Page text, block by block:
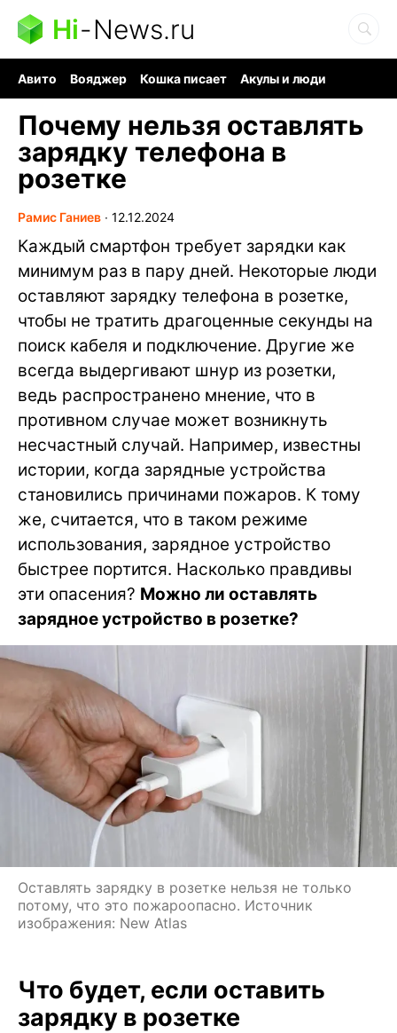
Hi-News.ru
Авито Вояджер Кошка писает
Акулы и люди
Почему нельзя оставлять
зарядку телефона в
розетке
Рамис Ганиев ∙ 12.12.2024
Каждый смартфон требует зарядки как
минимум раз в пару дней. Некоторые люди
оставляют зарядку телефона в розетке,
чтобы не тратить драгоценные секунды на
поиск кабеля и подключение. Другие же
всегда выдергивают шнур из розетки,
ведь распространено мнение, что в
противном случае может возникнуть
несчастный случай. Например, известны
истории, когда зарядные устройства
становились причинами пожаров. К тому
же, считается, что в таком режиме
использования, зарядное устройство
быстрее портится. Насколько правдивы
эти опасения? Можно ли оставлять
зарядное устройство в розетке?
Оставлять зарядку в розетке нельзя не только
потому, что это пожароопасно. Источник
изображения: New Atlas
Что будет, если оставить
зарядку в розетке